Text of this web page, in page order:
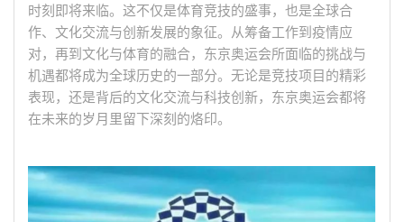
时刻即将来临。这不仅是体育竞技的盛事，也是全球合
作、文化交流与创新发展的象征。从筹备工作到疫情应
对，再到文化与体育的融合，东京奥运会所面临的挑战与
机遇都将成为全球历史的一部分。无论是竞技项目的精彩
表现，还是背后的文化交流与科技创新，东京奥运会都将
在未来的岁月里留下深刻的烙印。